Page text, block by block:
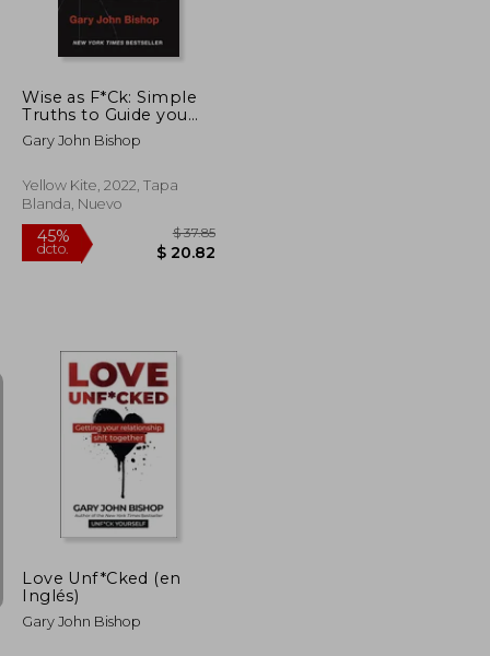
Wise as F*Ck: Simple
Truths to Guide you
Through the
Sh*Tstorms in Life (en
Gary John Bishop
Yellow Kite, 2022, Tapa
Blanda, Nuevo
Love Unf*Cked (en
Inglés)
Gary John Bishop